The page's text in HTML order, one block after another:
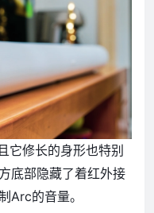
它修长的身形也特别
底部隐藏了着红外接
Arc的音量。